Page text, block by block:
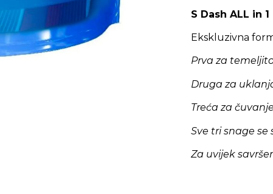
S Dash ALL in
Ekskluzivna
Prva za
Druga za
Treća za
Sve tri snage se
Za uvijek